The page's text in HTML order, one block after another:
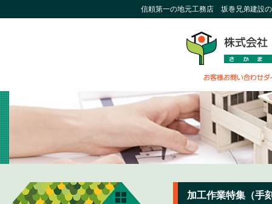
信頼第一の地元工務店 坂巻兄弟建設
加工作業特集（手